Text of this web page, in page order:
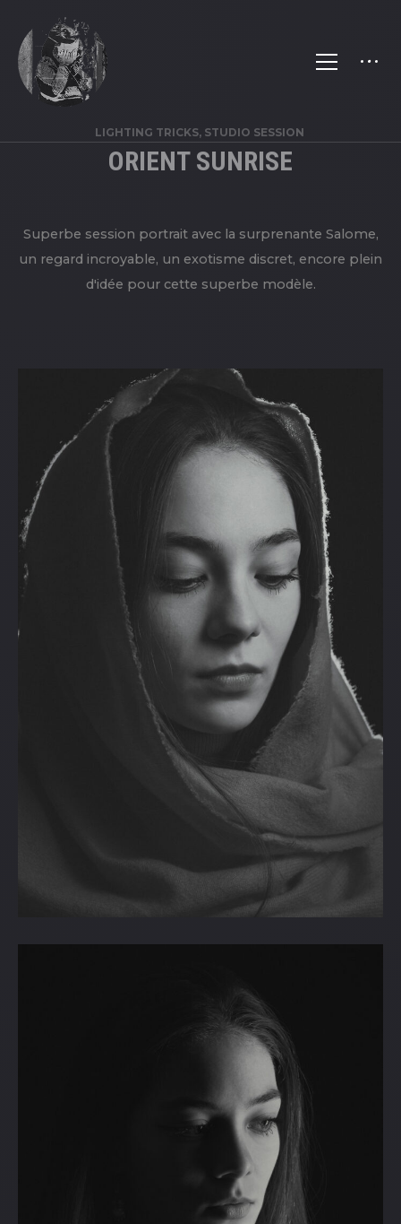
LIGHTING TRICKS, STUDIO SESSION
ORIENT SUNRISE
Superbe session portrait avec la surprenante Salome,
un regard incroyable, un exotisme discret, encore plein
d'idée pour cette superbe modèle.